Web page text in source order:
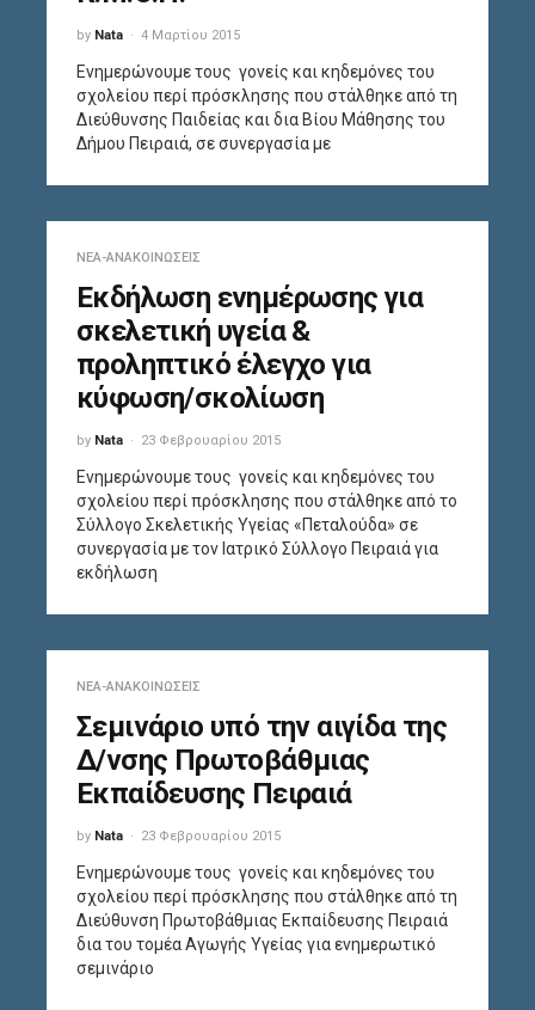
by Nata 4 Μαρτίου 2015
Ενημερώνουμε τους γονείς και κηδεμόνες του
σχολείου περί πρόσκλησης που στάλθηκε από τη
Διεύθυνσης Παιδείας και δια Βίου Μάθησης του
Δήμου Πειραιά, σε συνεργασία με
ΝΈΑ-ΑΝΑΚΟΙΝΏΣΕΙΣ
Εκδήλωση ενημέρωσης για
σκελετική υγεία &
προληπτικό έλεγχο για
κύφωση/σκολίωση
by Nata 23 Φεβρουαρίου 2015
Ενημερώνουμε τους γονείς και κηδεμόνες του
σχολείου περί πρόσκλησης που στάλθηκε από το
Σύλλογο Σκελετικής Υγείας «Πεταλούδα» σε
συνεργασία με τον Ιατρικό Σύλλογο Πειραιά για
εκδήλωση
ΝΈΑ-ΑΝΑΚΟΙΝΏΣΕΙΣ
Σεμινάριο υπό την αιγίδα της
Δ/νσης Πρωτοβάθμιας
Εκπαίδευσης Πειραιά
by Nata 23 Φεβρουαρίου 2015
Ενημερώνουμε τους γονείς και κηδεμόνες του
σχολείου περί πρόσκλησης που στάλθηκε από τη
Διεύθυνση Πρωτοβάθμιας Εκπαίδευσης Πειραιά
δια του τομέα Αγωγής Υγείας για ενημερωτικό
σεμινάριο